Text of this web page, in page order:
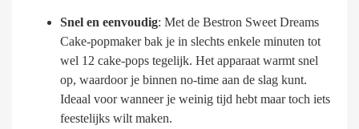
Snel en eenvoudig: Met de Bestron Sweet Dreams
Cake-popmaker bak je in slechts enkele minuten tot
wel 12 cake-pops tegelijk. Het apparaat warmt snel
op, waardoor je binnen no-time aan de slag kunt.
Ideaal voor wanneer je weinig tijd hebt maar toch iets
feestelijks wilt maken.